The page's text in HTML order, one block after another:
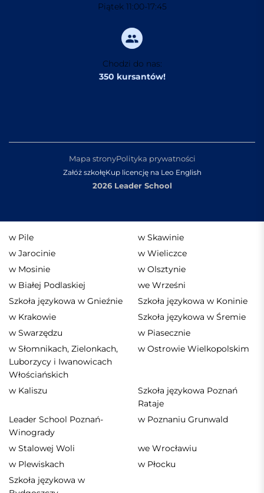
Piątek 11:00-17:45
Chodzi do nas:
350 kursantów!
2026 Leader School
Załóż szkołęKup licencję na Leo English
Mapa stronyPolityka prywatności
w Pile
w Skawinie
w Jarocinie
w Wieliczce
w Mosinie
w Olsztynie
w Białej Podlaskiej
we Wrześni
Szkoła językowa w Gnieźnie
Szkoła językowa w Koninie
w Krakowie
Szkoła językowa w Śremie
w Swarzędzu
w Piasecznie
w Słomnikach, Zielonkach,
Luborzycy i Iwanowicach
Włościańskich
w Ostrowie Wielkopolskim
w Kaliszu
Szkoła językowa Poznań
Rataje
Leader School Poznań-
Winogrady
w Poznaniu Grunwald
w Stalowej Woli
we Wrocławiu
w Plewiskach
w Płocku
Szkoła językowa w